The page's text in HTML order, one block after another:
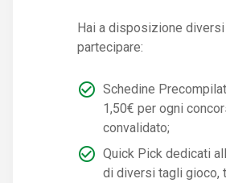
Hai a disposizione
partecipare:
Schedine
1,50€ per ogni
convalidato;
Quick Pick dedicati
di diversi tagli gioco,